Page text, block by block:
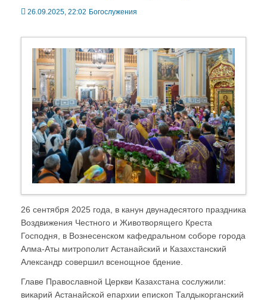
26.09.2025, 22:02 Богослужения
26 сентября 2025 года, в канун двунадесятого праздника
Воздвижения Честного и Животворящего Креста
Господня, в Вознесенском кафедральном соборе города
Алма-Аты митрополит Астанайский и Казахстанский
Александр совершил всенощное бдение.
Главе Православной Церкви Казахстана сослужили:
викарий Астанайской епархии епископ Талдыкорганский